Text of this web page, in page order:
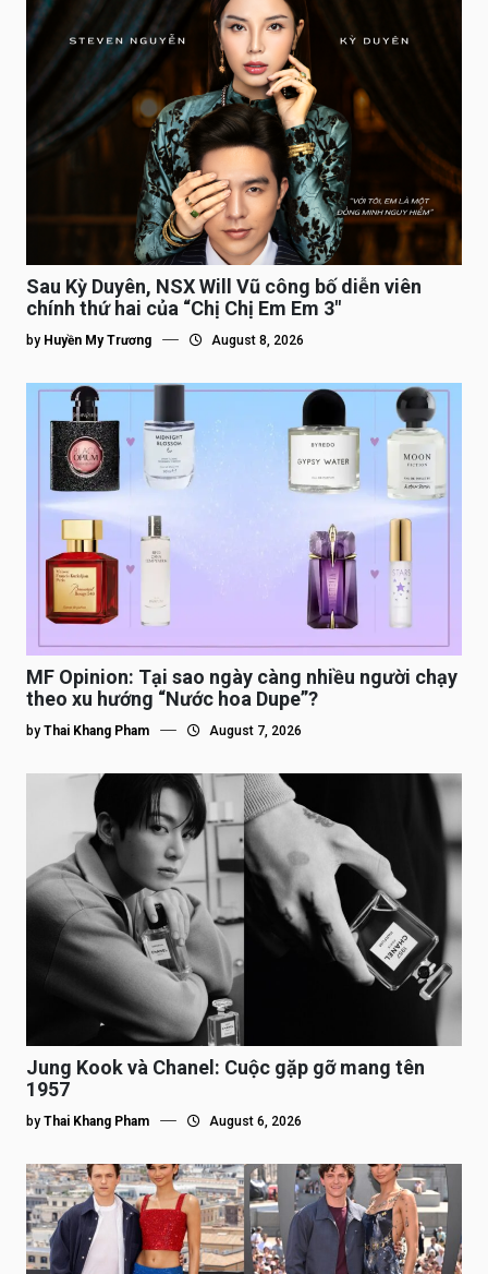
Sau Kỳ Duyên, NSX Will Vũ công bố diễn viên
chính thứ hai của “Chị Chị Em Em 3″
by Huyền My Trương August 8, 2026
MF Opinion: Tại sao ngày càng nhiều người chạy
theo xu hướng “Nước hoa Dupe”?
by Thai Khang Pham August 7, 2026
Jung Kook và Chanel: Cuộc gặp gỡ mang tên
1957
by Thai Khang Pham August 6, 2026